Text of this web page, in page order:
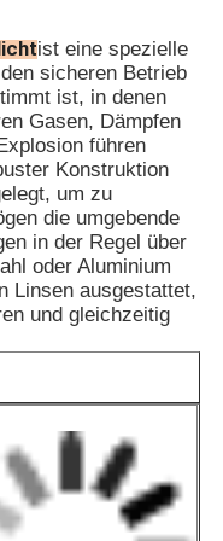
bitte bei der
sowohl für Stahlrohr-
Mehlmühlen
und
2
T1 bis T6
ist eine spezielle
sicheren Betrieb
ist, in denen
Gasen, Dämpfen
führen
Konstruktion
um zu
die umgebende
in der Regel über
oder Aluminium
Linsen ausgestattet,
und gleichzeitig